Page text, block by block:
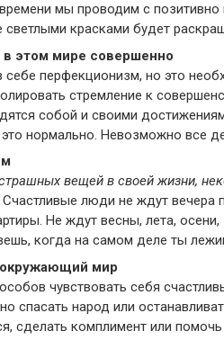
мы проводим с
красками будет
в этом мире совершенно
себе перфекционизм, но это
стремление к
собой и своими
это нормально. Невозможно все
вещей в своей жизни,
люди не ждут вечера
Не ждут весны, лета,
когда на самом деле ты
мир
чувствовать себя
спасать народ или
сделать комплимент или помочь